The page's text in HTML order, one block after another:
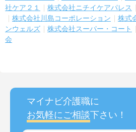
社ケア２１
株式会社ニチイケアパレス
株式会社川島コーポレーション
株式
ンウェルズ
株式会社スーパー・コート
会
マイナビ介護職に
お気軽にご相談下さい！